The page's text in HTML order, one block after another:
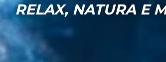
RELAX, NATURA E